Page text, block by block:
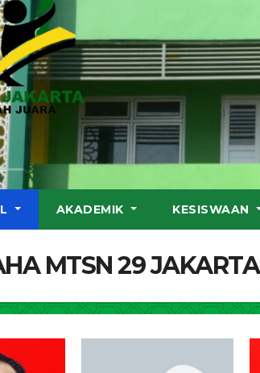
AKADEMIK KESISWAAN
MTSN 29 JAKARTA